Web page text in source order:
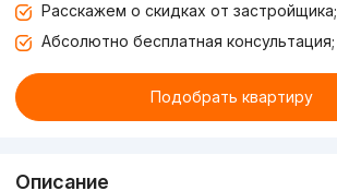
Расскажем о скидках от застройщика;
Абсолютно бесплатная консультация;
Подобрать квартиру
Описание